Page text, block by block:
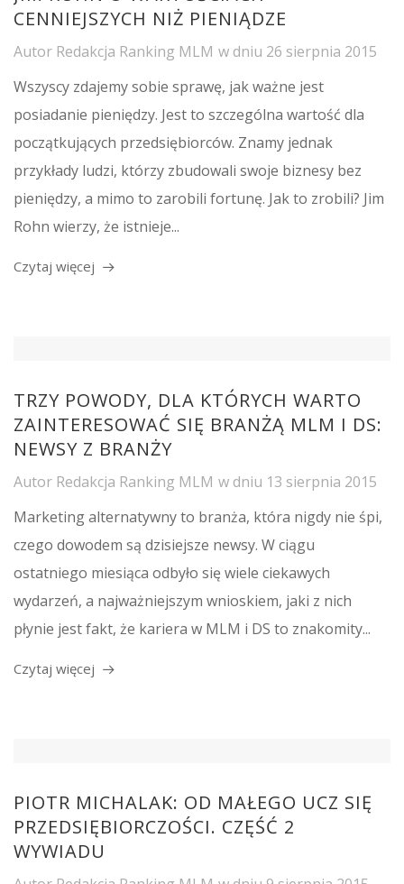
CENNIEJSZYCH NIŻ PIENIĄDZE
Autor Redakcja Ranking MLM w dniu 26 sierpnia 2015
Wszyscy zdajemy sobie sprawę, jak ważne jest
posiadanie pieniędzy. Jest to szczególna wartość dla
początkujących przedsiębiorców. Znamy jednak
przykłady ludzi, którzy zbudowali swoje biznesy bez
pieniędzy, a mimo to zarobili fortunę. Jak to zrobili? Jim
Rohn wierzy, że istnieje...
Czytaj więcej
TRZY POWODY, DLA KTÓRYCH WARTO
ZAINTERESOWAĆ SIĘ BRANŻĄ MLM I DS:
NEWSY Z BRANŻY
Autor Redakcja Ranking MLM w dniu 13 sierpnia 2015
Marketing alternatywny to branża, która nigdy nie śpi,
czego dowodem są dzisiejsze newsy. W ciągu
ostatniego miesiąca odbyło się wiele ciekawych
wydarzeń, a najważniejszym wnioskiem, jaki z nich
płynie jest fakt, że kariera w MLM i DS to znakomity...
Czytaj więcej
PIOTR MICHALAK: OD MAŁEGO UCZ SIĘ
PRZEDSIĘBIORCZOŚCI. CZĘŚĆ 2
WYWIADU